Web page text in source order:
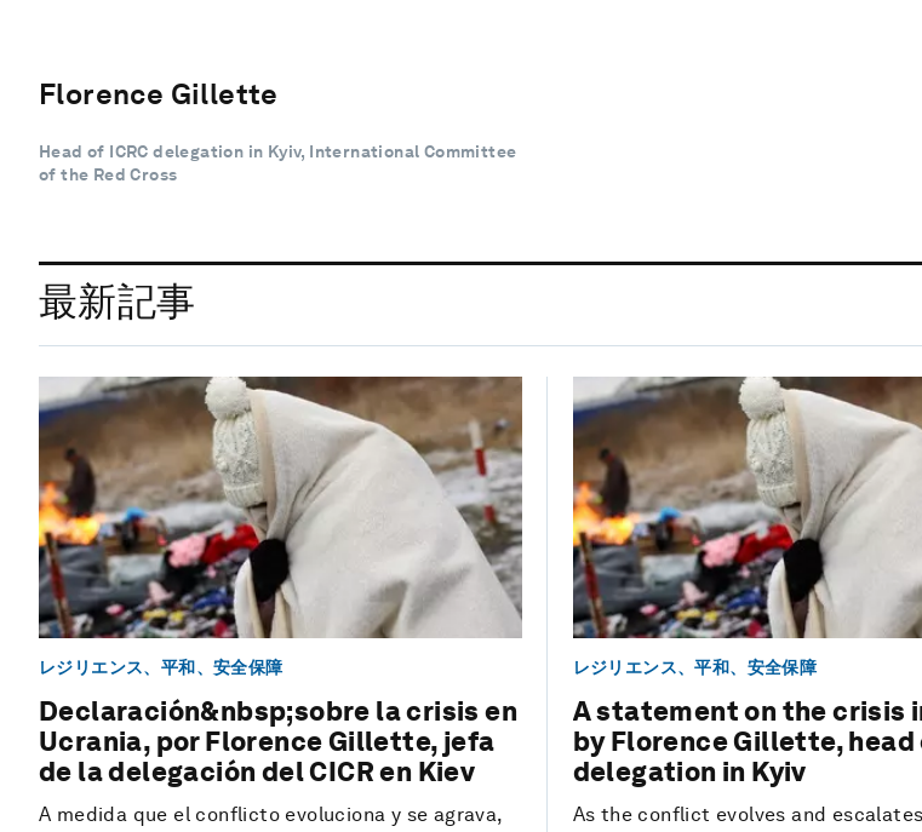
Florence Gillette
Head of ICRC delegation in Kyiv, International Committee
of the Red Cross
最新記事
レジリエンス、平和、安全保障
Declaración&nbsp;sobre la crisis en
Ucrania, por Florence Gillette, jefa
de la delegación del CICR en Kiev
A medida que el conflicto evoluciona y se agrava,
レジリエンス、平和、安全保障
A statement on the crisis
by Florence Gillette, head
delegation in Kyiv
As the conflict evolves and